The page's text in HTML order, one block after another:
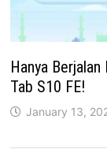
Hanya
Tab S10 FE!
January 13,